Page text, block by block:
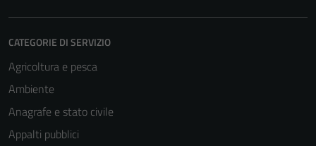
CATEGORIE DI SERVIZIO
Agricoltura e pesca
Ambiente
Anagrafe e stato civile
Appalti pubblici